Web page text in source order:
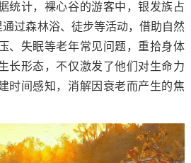
统计，裸心谷的游客中，银发族占
通过森林浴、徒步等活动，借助自然
、失眠等老年常见问题，重拾身体
长形态，不仅激发了他们对生命力
时间感知，消解因衰老而产生的焦